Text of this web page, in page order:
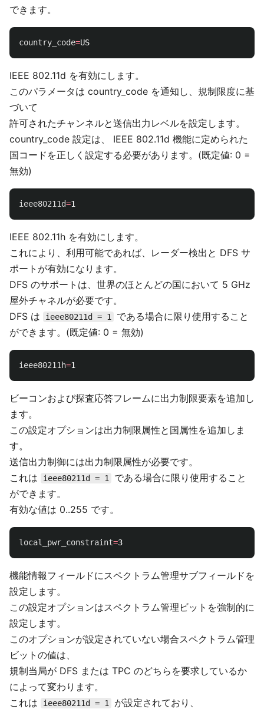
できます。
country_code=
IEEE 802.11d を有効にします。
このパラメータは country_code を通知し、規制限度に基
づいて
許可されたチャンネルと送信出力レベルを設定します。
country_code 設定は、 IEEE 802.11d 機能に定められた
国コードを正しく設定する必要があります。(既定値: 0 =
無効)
ieee80211d=
IEEE 802.11h を有効にします。
これにより、利用可能であれば、レーダー検出と DFS サ
ポートが有効になります。
DFS のサポートは、世界のほとんどの国において 5 GHz
屋外チャネルが必要です。
DFS は
ieee80211d = 1
である場合に限り使用すること
ができます。(既定値: 0 = 無効)
ieee80211h=
ビーコンおよび探査応答フレームに出力制限要素を追加し
ます。
この設定オプションは出力制限属性と国属性を追加しま
す。
送信出力制御には出力制限属性が必要です。
これは
ieee80211d = 1
である場合に限り使用すること
ができます。
有効な値は 0..255 です。
local_pwr_constraint=
機能情報フィールドにスペクトラム管理サブフィールドを
設定します。
この設定オプションはスペクトラム管理ビットを強制的に
設定します。
このオプションが設定されていない場合スペクトラム管理
ビットの値は、
規制当局が DFS または TPC のどちらを要求しているか
によって変わります。
これは
ieee80211d = 1
が設定されており、